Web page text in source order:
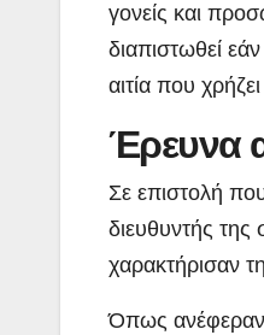
γονείς και
διαπιστωθεί
αιτία που
Έρευνα
Σε επιστολή
διευθυντής της
χαρακτήρισαν
Όπως